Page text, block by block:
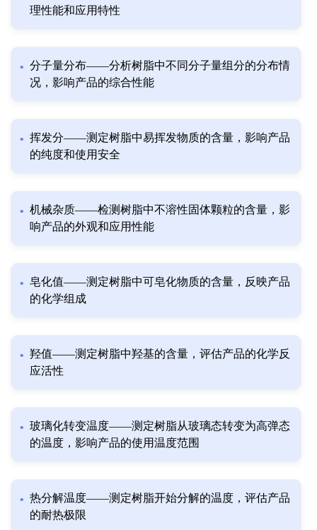
理性能和应用特性
分子量分布——分析树脂中不同分子量组分的分布情
况，影响产品的综合性能
挥发分——测定树脂中易挥发物质的含量，影响产品
的纯度和使用安全
机械杂质——检测树脂中不溶性固体颗粒的含量，影
响产品的外观和应用性能
皂化值——测定树脂中可皂化物质的含量，反映产品
的化学组成
羟值——测定树脂中羟基的含量，评估产品的化学反
应活性
玻璃化转变温度——测定树脂从玻璃态转变为高弹态
的温度，影响产品的使用温度范围
热分解温度——测定树脂开始分解的温度，评估产品
的耐热极限